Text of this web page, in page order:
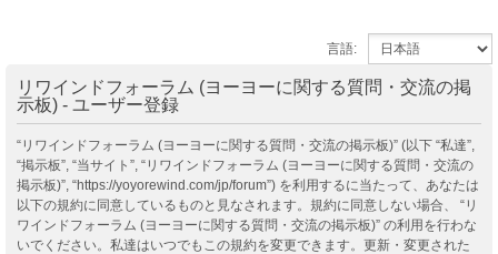
言語:
リワインドフォーラム (ヨーヨーに関する質問・交流の掲
示板) - ユーザー登録
“リワインドフォーラム (ヨーヨーに関する質問・交流の掲示板)” (以下 “私達”,
“掲示板”, “当サイト”, “リワインドフォーラム (ヨーヨーに関する質問・交流の
掲示板)”, “https://yoyorewind.com/jp/forum”) を利用するに当たって、あなたは
以下の規約に同意しているものと見なされます。規約に同意しない場合、 “リ
ワインドフォーラム (ヨーヨーに関する質問・交流の掲示板)” の利用を行わな
いでください。私達はいつでもこの規約を変更できます。更新・変更された